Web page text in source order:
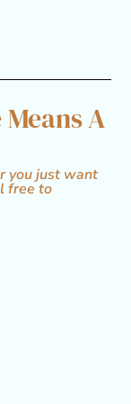
A
you just want
free to